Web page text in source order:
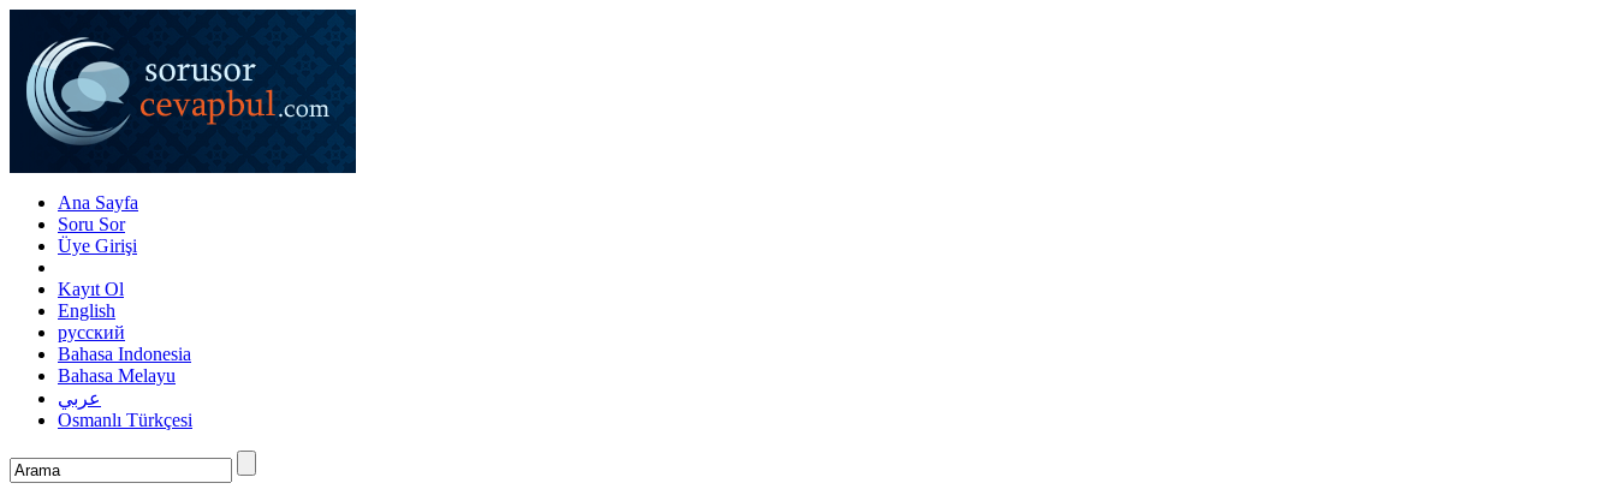
Ana Sayfa
Soru Sor
Üye Girişi
Kayıt Ol
English
русский
Bahasa Indonesia
Bahasa Melayu
عربي
Osmanlı Türkçesi